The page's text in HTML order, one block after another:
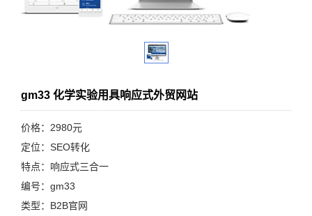
gm33 化学实验用具响应式外贸网站
价格：2980元
定位：SEO转化
特点：响应式三合一
编号：gm33
类型：B2B官网